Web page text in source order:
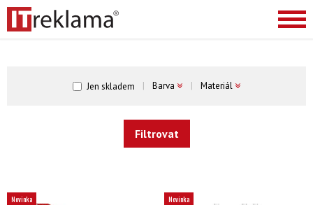
Jen skladem Barva Materiál
Novinka Novinka